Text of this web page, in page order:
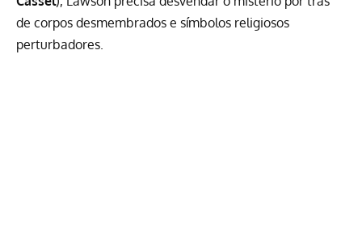
de corpos desmembrados e símbolos religiosos
perturbadores.